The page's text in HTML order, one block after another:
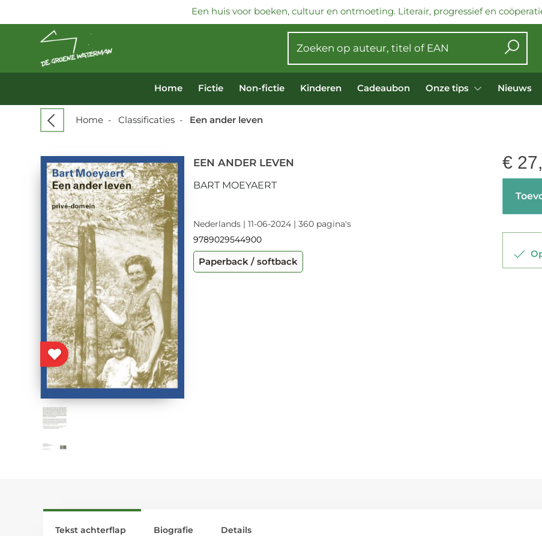
Een huis voor boeken, cultuur en ontmoeting. Literair, progressief en
Home Fictie Non-fictie Kinderen Cadeaubon Onze tips Nieuws
Home - Classificaties - Een ander leven
EEN ANDER LEVEN
BART MOEYAERT
Nederlands | 11-06-2024 | 360 pagina's
9789029544900
Paperback / softback
€
Tekst achterflap Biografie Details